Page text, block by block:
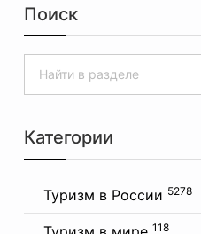
Поиск
Категории
Туризм в России 5278
118